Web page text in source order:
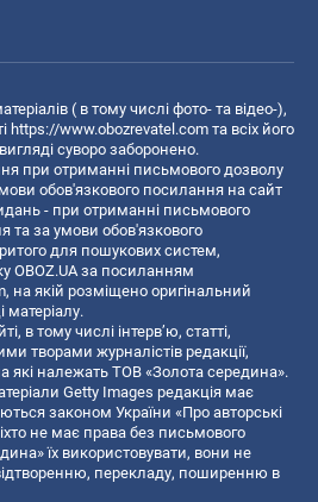
( в тому числі фото- та відео-),
https://www.obozrevatel.com та всіх його
суворо заборонено.
при отриманні письмового дозволу
обов'язкового посилання на сайт
- при отриманні письмового
та за умови обов'язкового
для пошукових систем,
OBOZ.UA за посиланням
, на якій розміщено оригінальний
матеріалу.
в тому числі інтерв’ю, статті,
творами журналістів редакції,
які належать ТОВ «Золота середина».
Getty Images редакція має
законом України «Про авторські
не має права без письмового
їх використовувати, вони не
перекладу, поширенню в